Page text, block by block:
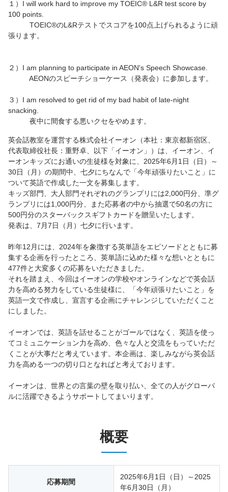
１）I will work hard to improve my TOEIC® L&R test score by
100 points.
TOEIC®のL&Rテストでスコアを100点上げられるように頑
張ります。
２）I am planning to participate in AEON's Speech Showcase.
AEONのスピーチショーケース（発表会）に参加します。
３）I am resolved to get rid of my bad habit of late-night
snacking.
夜中に間食する悪いクセをやめます。
英会話教室を運営する株式会社イーオン（本社：東京都新宿区、
代表取締役社長：重野卓、以下「イーオン」）は、イーオン、イ
ーオンキッズにお通いの生徒様を対象に、2025年6月1日（日）～
30日（月）の期間中、七夕にちなんで「今年頑張りたいこと」に
ついて英語で作成した一文を募集します。
キッズ部門、大人部門それぞれのグランプリには2,000円分、準グ
ランプリには1,000円分、また応募者の中から抽選で50名の方に
500円分のスターバックスギフトカードを贈呈いたします。
発表は、7月7日（月）七夕に行います。
昨年12月には、2024年を象徴する英単語をエピソードとともに募
集する企画を行ったところ、英単語に込めた様々な想いとともに
477件と大変多くの応募をいただきました。
それを踏まえ、今回はイーオンの学校やオンラインなどで英会話
力を高める努力をしている生徒様に、「今年頑張りたいこと」を
英語一文で作成し、宣言する企画にチャレンジしていただくこと
にしました。
イーオンでは、英語を話せることがゴールではなく、英語を使っ
てコミュニケーション力を高め、色々な人と交流をもっていただ
くことが大事だと考えています。本企画は、楽しみながら英会話
力を高める一つの切り口となればと考えております。
イーオンは、世界との言葉の壁を取り払い、全ての人がグローバ
ルに活躍できるようサポートしてまいります。
概要
応募期間
2025年6月1日（日）～2025
年6月30日（月）